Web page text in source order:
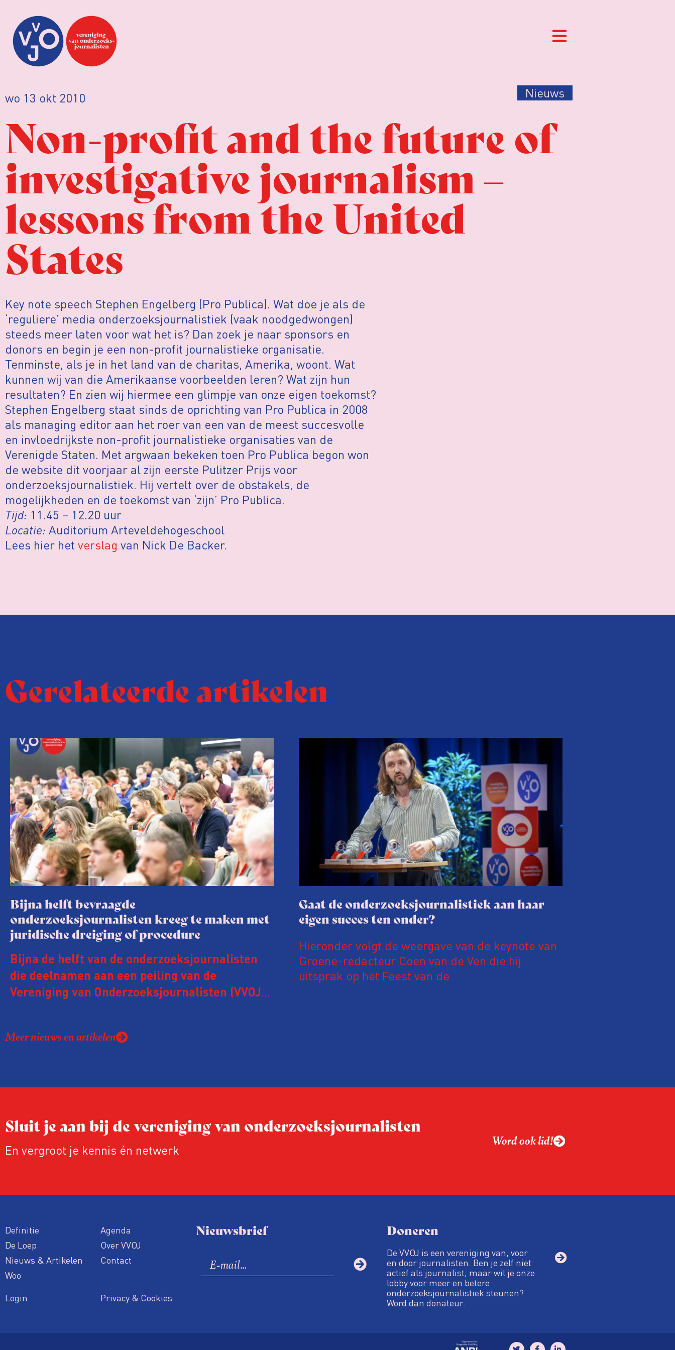
wo 13 okt 2010 Nieuws
Non-profit and the future of
investigative journalism –
lessons from the United
States
Key note speech Stephen Engelberg (Pro Publica). Wat doe je als de
‘reguliere’ media onderzoeksjournalistiek (vaak noodgedwongen)
steeds meer laten voor wat het is? Dan zoek je naar sponsors en
donors en begin je een non-profit journalistieke organisatie.
Tenminste, als je in het land van de charitas, Amerika, woont. Wat
kunnen wij van die Amerikaanse voorbeelden leren? Wat zijn hun
resultaten? En zien wij hiermee een glimpje van onze eigen toekomst?
Stephen Engelberg staat sinds de oprichting van Pro Publica in 2008
als managing editor aan het roer van een van de meest succesvolle
en invloedrijkste non-profit journalistieke organisaties van de
Verenigde Staten. Met argwaan bekeken toen Pro Publica begon won
de website dit voorjaar al zijn eerste Pulitzer Prijs voor
onderzoeksjournalistiek. Hij vertelt over de obstakels, de
mogelijkheden en de toekomst van ‘zijn’ Pro Publica.
Tijd: 11.45 – 12.20 uur
Locatie: Auditorium Arteveldehogeschool
Lees hier het verslag van Nick De Backer.
Gerelateerde artikelen
Bijna helft bevraagde
onderzoeksjournalisten kreeg te maken met
juridische dreiging of procedure
Bijna de helft van de onderzoeksjournalisten
die deelnamen aan een peiling van de
Vereniging van Onderzoeksjournalisten (VVOJ)
rond het eigen werk. Dat kost journalisten tijd,
Gaat de onderzoeksjournalistiek aan haar
eigen succes ten onder?
Hieronder volgt de weergave van de keynote van
Groene-redacteur Coen van de Ven die hij
uitsprak op het Feest van de
Hoe moet de journalistiek omgaan met een
steeds onverschilligere macht?
Meer nieuws en artikelen
Sluit je aan bij de vereniging van onderzoeksjournalisten
En vergroot je kennis én netwerk
Word ook lid!
Definitie
De Loep
Nieuws & Artikelen
Woo
Agenda
Over VVOJ
Contact
Login Privacy & Cookies
Nieuwsbrief Doneren
De VVOJ is een vereniging van, voor
en door journalisten. Ben je zelf niet
actief als journalist, maar wil je onze
lobby voor meer en betere
onderzoeksjournalistiek steunen?
Word dan donateur.